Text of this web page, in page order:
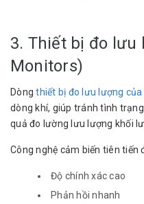
3. Thiết bị đo lưu
Monitors)
Dòngthiết bị đo lưu lượng của
dòng khí, giúp tránh tình
quả đo lường lưu lượng khối
Công nghệ cảm biến tiên tiến
Độ chính xác cao
Phản hồi nhanh